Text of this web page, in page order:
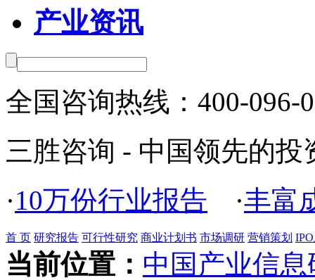
产业资讯
全国咨询热线： 400-096-
三胜咨询 - 中国领先的投
·10万份行业报告 ·丰富
首 页 研究报告 可行性研究 商业计划书 市场调研 营销策划
当前位置： 中国产业信